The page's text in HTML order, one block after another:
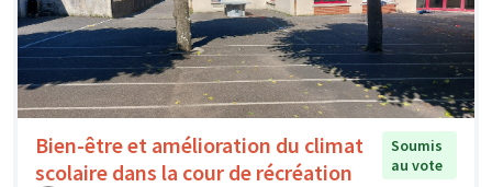
Bien-être et amélioration du climat
scolaire dans la cour de récréation
Soumis
au vote